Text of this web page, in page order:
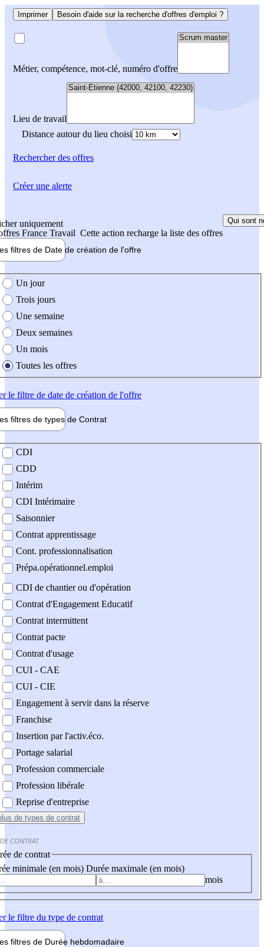
Imprimer Besoin d'aide sur la recherche d'offres d'emploi ?
Métier, compétence, mot-clé, numéro d'offre
Lieu de travail
Distance autour du lieu choisi
Rechercherdes offres
uniquement
France Travail Cette action recharge la liste des offres
Qui sont
filtres de Date de création de l'offre
création de l'offre
Un jour
Trois jours
Une semaine
Deux semaines
Un mois
Toutes les offres
le filtre de date de création de l'offre
filtres de types de Contrat
contrat
CDI
CDD
Intérim
CDI Intérimaire
Saisonnier
Contrat apprentissage
Cont. professionnalisation
Prépa.opérationnel.emploi
CDI de chantier ou d'opération
Contrat d'Engagement Educatif
Contrat intermittent
Contrat pacte
Contrat d'usage
CUI - CAE
CUI - CIE
Engagement à servir dans la réserve
Franchise
Insertion par l'activ.éco.
Portage salarial
Profession commerciale
Profession libérale
Reprise d'entreprise
de types de contrat
CONTRAT
de contrat
minimale (en mois) Durée maximale (en mois)
mois
le filtre du type de contrat
filtres de Durée hebdomadaire
Créer une alerte